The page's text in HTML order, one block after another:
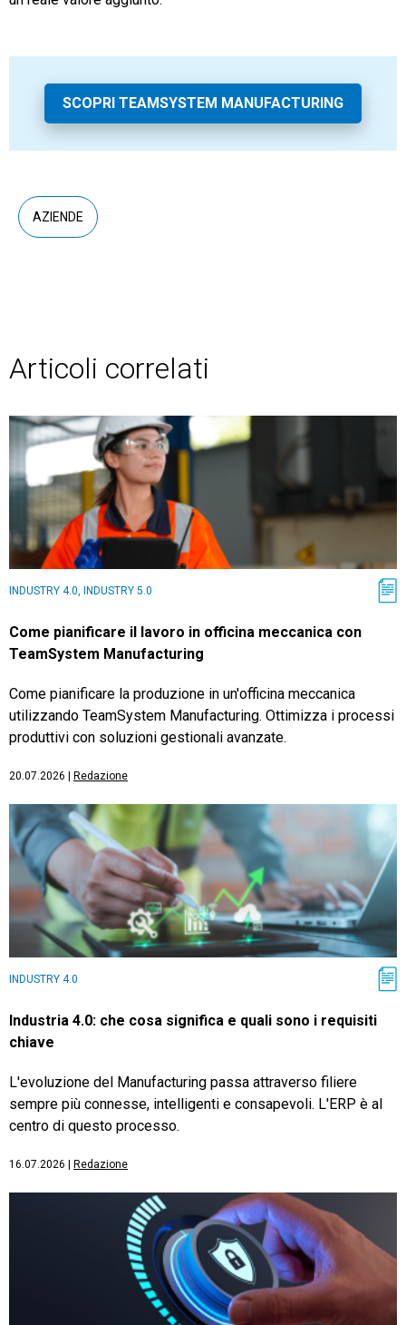
SCOPRI TEAMSYSTEM MANUFACTURING
AZIENDE
Articoli correlati
INDUSTRY 4.0, INDUSTRY 5.0
Come pianificare il lavoro in officina meccanica con
TeamSystem Manufacturing
Come pianificare la produzione in un'officina meccanica
utilizzando TeamSystem Manufacturing. Ottimizza i processi
produttivi con soluzioni gestionali avanzate.
20.07.2026 Redazione
INDUSTRY 4.0
Industria 4.0: che cosa significa e quali sono i requisiti
chiave
L'evoluzione del Manufacturing passa attraverso filiere
sempre più connesse, intelligenti e consapevoli. L'ERP è al
centro di questo processo.
16.07.2026 Redazione